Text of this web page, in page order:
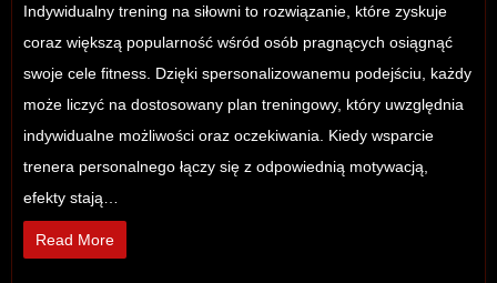
Indywidualny trening na siłowni to rozwiązanie, które zyskuje
coraz większą popularność wśród osób pragnących osiągnąć
swoje cele fitness. Dzięki spersonalizowanemu podejściu, każdy
może liczyć na dostosowany plan treningowy, który uwzględnia
indywidualne możliwości oraz oczekiwania. Kiedy wsparcie
trenera personalnego łączy się z odpowiednią motywacją,
efekty stają…
Read More